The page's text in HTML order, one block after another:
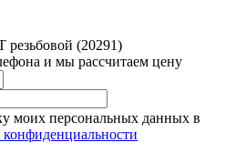
(20291)
и мы рассчитаем цену
моих персональных данных в